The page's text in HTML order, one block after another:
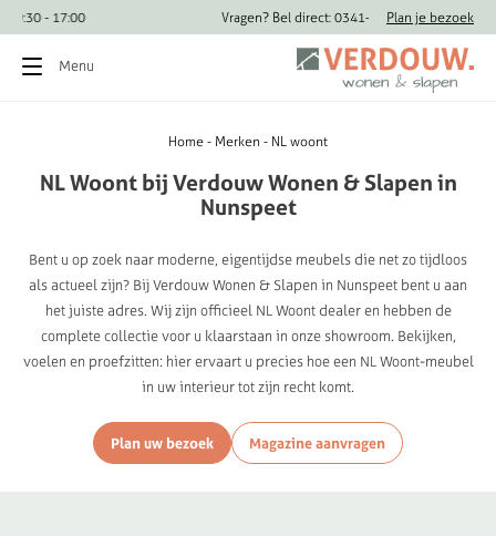
Vandaag geopend van 09:30 - 17:00 Vragen? Bel direct:
Plan je bezoek
Menu
Home Merken NL woont
NLWoont bij VerdouwWonen &Slapen in
Nunspeet
Bent u op zoek naar moderne, eigentijdse meubels die net zo tijdloos
als actueel zijn? Bij Verdouw Wonen & Slapen in Nunspeet bent u aan
het juiste adres. Wij zijn officieel NL Woont dealer en hebben de
complete collectie voor u klaarstaan in onze showroom. Bekijken,
voelen en proefzitten: hier ervaart u precies hoe een NL Woont-meubel
in uw interieur tot zijn recht komt.
Plan uw bezoek Magazine aanvragen